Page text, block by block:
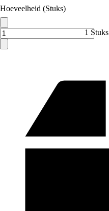
Hoeveelheid (Stuks)
1 Stuks